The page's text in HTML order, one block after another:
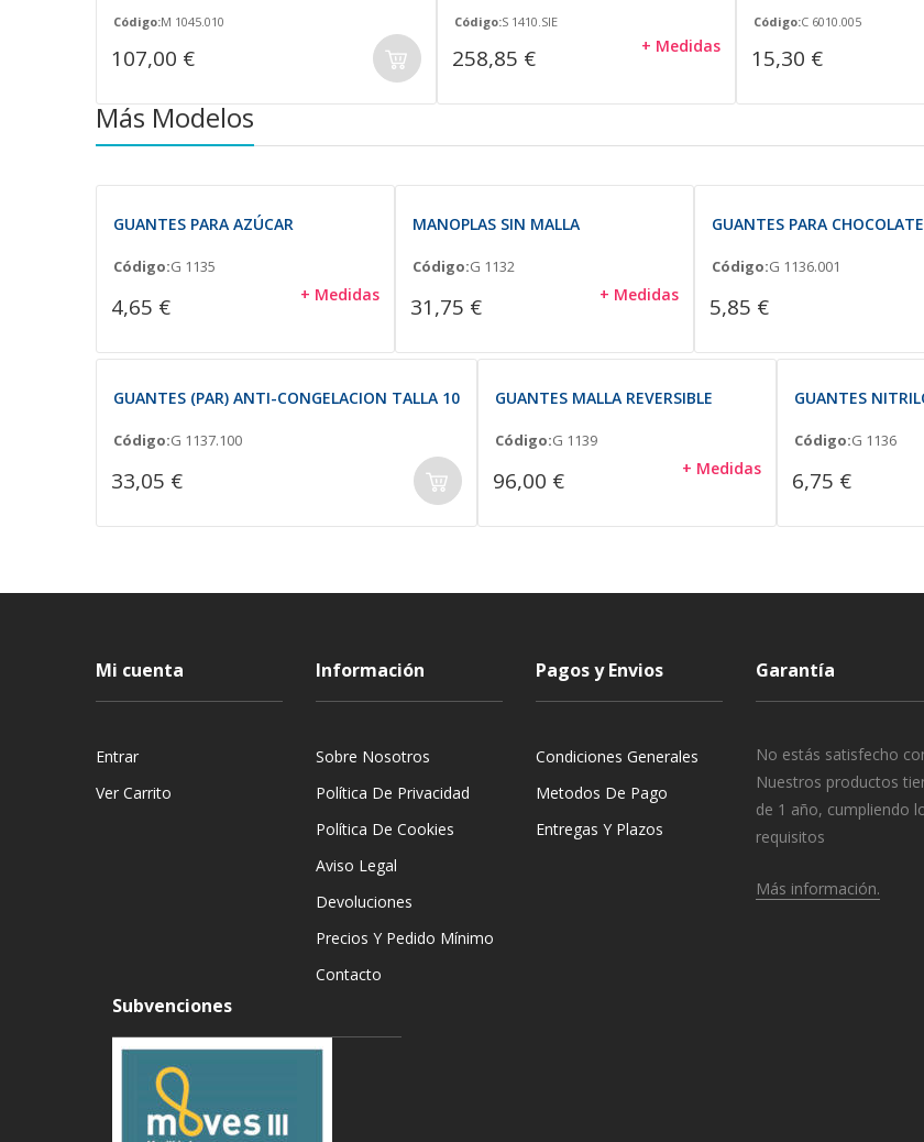
Código:M 1045.010
107,00 €
Código:S 1410.SIE
258,85 € + Medidas
Código:C 6010.005
15,30 €
Más Modelos
GUANTES PARA AZÚCAR
Código:G 1135
4,65 € + Medidas
MANOPLAS SIN MALLA
Código:G 1132
31,75 € + Medidas
GUANTES PARA
Código:G 1136.001
5,85 €
GUANTES (PAR) ANTI-CONGELACION TALLA 10
Código:G 1137.100
33,05 €
GUANTES MALLA REVERSIBLE
Código:G 1139
96,00 € + Medidas
GUANTES
Código:G 1136
6,75 €
Mi cuenta
Entrar
Ver Carrito
Información
Sobre Nosotros
Política De Privacidad
Política De Cookies
Aviso Legal
Devoluciones
Precios Y Pedido Mínimo
Contacto
Pagos y Envios
Condiciones Generales
Metodos De Pago
Entregas Y Plazos
Garantía
No estás satisfecho
Nuestros productos
de 1 año, cumpliendo
requisitos
Más información.
Subvenciones